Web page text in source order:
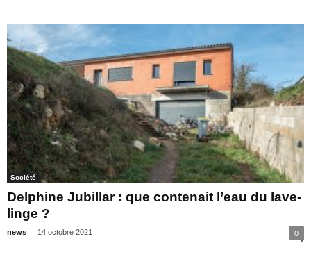
Société
Delphine Jubillar : que contenait l’eau du lave-
linge ?
news - 14 octobre 2021 0